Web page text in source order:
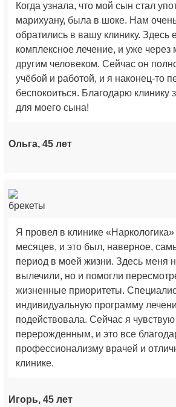
Когда узнала, что мой сын стал
марихуану, была в шоке. Нам
обратились в вашу клинику. Здесь
комплексное лечение, и уже через
другим человеком. Сейчас он
учёбой и работой, и я наконец-то
беспокоиться. Благодарю клинику
для моего сына!
Ольга, 45 лет
Я провел в клинике «Наркологика»
месяцев, и это был, наверное,
период в моей жизни. Здесь меня
вылечили, но и помогли
жизненные приоритеты.
индивидуальную программу
подействовала. Сейчас я
перерожденным, и это все
профессионализму врачей и
клинике.
Игорь, 45 лет